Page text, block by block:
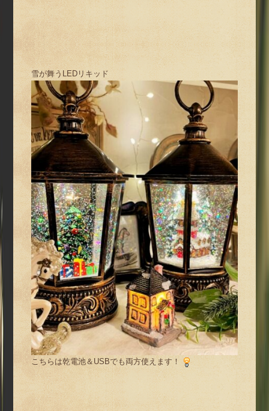
雪が舞うLEDリキッド
こちらは乾電池＆USBでも両方使えます！